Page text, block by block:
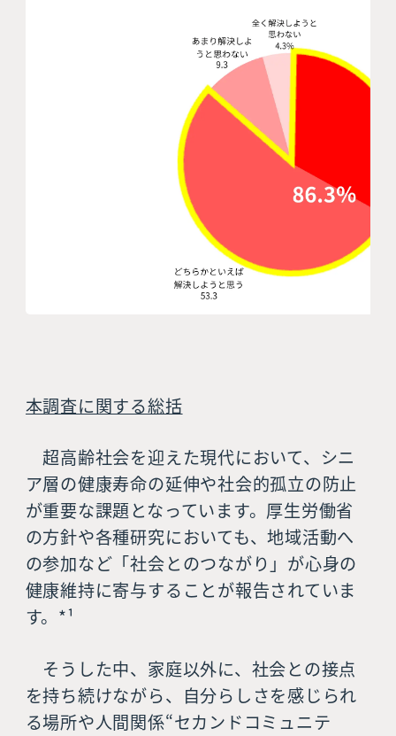
本調査に関する総括
超高齢社会を迎えた現代において、シニ
ア層の健康寿命の延伸や社会的孤立の防止
が重要な課題となっています。厚生労働省
の方針や各種研究においても、地域活動へ
の参加など「社会とのつながり」が心身の
健康維持に寄与することが報告されていま
す。*¹
そうした中、家庭以外に、社会との接点
を持ち続けながら、自分らしさを感じられ
る場所や人間関係“セカンドコミュニテ